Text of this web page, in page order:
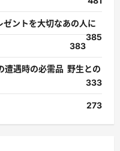
ントを大切なあの人に
385
383
遭遇時の必需品 野生との
333
273